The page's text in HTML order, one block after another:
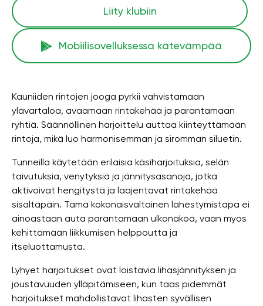
Liity klubiin
Mobiilisovelluksessa kätevämpää
Kauniiden rintojen jooga pyrkii vahvistamaan
ylävartaloa, avaamaan rintakehää ja parantamaan
ryhtiä. Säännöllinen harjoittelu auttaa kiinteyttämään
rintoja, mikä luo harmonisemman ja siromman siluetin.
Tunneilla käytetään erilaisia ​​käsiharjoituksia, selän
taivutuksia, venytyksiä ja jännitysasanoja, jotka
aktivoivat hengitystä ja laajentavat rintakehää
sisältäpäin. Tämä kokonaisvaltainen lähestymistapa ei
ainoastaan ​​auta parantamaan ulkonäköä, vaan myös
kehittämään liikkumisen helppoutta ja
itseluottamusta.
Lyhyet harjoitukset ovat loistavia lihasjännityksen ja
joustavuuden ylläpitämiseen, kun taas pidemmät
harjoitukset mahdollistavat lihasten syvällisen